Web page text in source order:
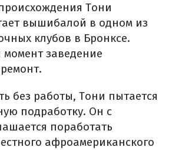
Тони
вышибалой в одном из
клубов в Бронксе.
заведение
без работы, Тони пытается
подработку. Он с
поработать
афроамериканского